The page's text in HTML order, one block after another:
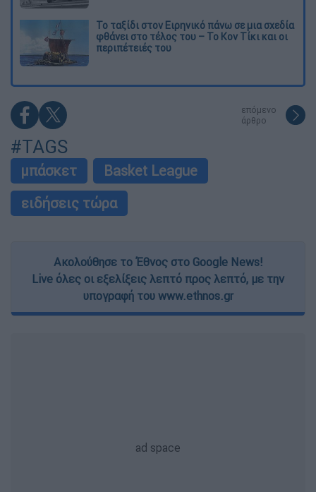
Το ταξίδι στον Ειρηνικό πάνω σε μια σχεδία
φθάνει στο τέλος του – Το Κον Τίκι και οι
περιπέτειές του
επόμενο
άρθρο
#TAGS
μπάσκετ
Basket League
ειδήσεις τώρα
Ακολούθησε το Έθνος στο Google News!
Live όλες οι εξελίξεις λεπτό προς λεπτό, με την
υπογραφή του www.ethnos.gr